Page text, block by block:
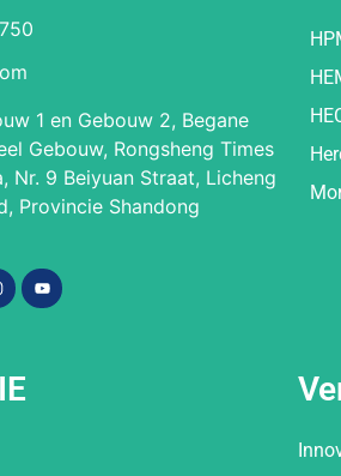
1 en Gebouw 2, Begane
Gebouw, Rongsheng Times
Nr. 9 Beiyuan Straat, Licheng
Provincie Shandong